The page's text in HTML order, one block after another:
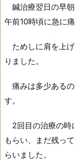
鍼治療翌日の早
午前10時頃に急に
ためしに肩を上
りました。
痛みは多少ある
す。
2回目の治療の時
もらい、まだ残っ
らいました。